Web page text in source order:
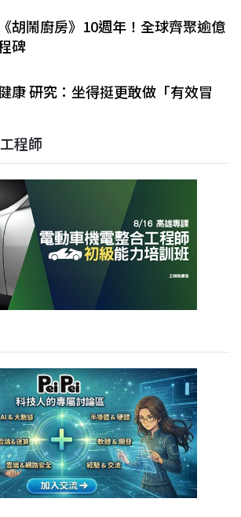
胡鬧廚房》10週年！全球齊聚逾億
碑
康 研究：坐得挺更敢做「有效冒
程師